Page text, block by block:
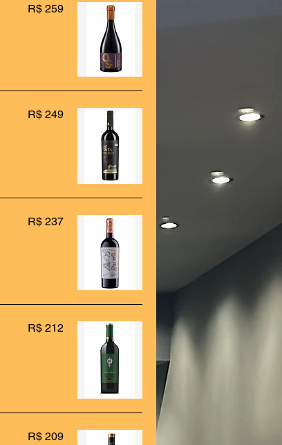
R$ 259
R$ 249
R$ 237
R$ 212
R$ 209